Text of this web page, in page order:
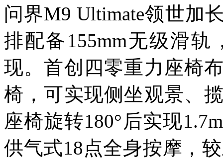
问界M9 Ultimate领世加
排配备155mm无级滑
现。首创四零重力座椅
椅，可实现侧坐观景、
座椅旋转180°后实现
供气式18点全身按摩，